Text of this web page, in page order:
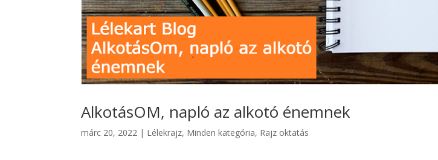
AlkotásOM, napló az alkotó énemnek
márc 20, 2022 | Lélekrajz, Minden kategória, Rajz oktatás